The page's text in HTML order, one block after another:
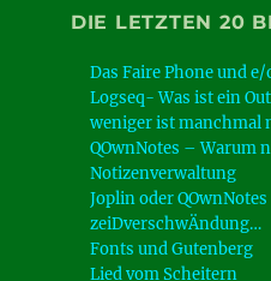
DIE LETZTEN 20
Das Faire Phone und
Logseq- Was ist ein
weniger ist manchmal
QOwnNotes – Warum
Notizenverwaltung
Joplin oder QOwnNotes
zeiDverschwÄndung…
Fonts und Gutenberg
Lied vom Scheitern